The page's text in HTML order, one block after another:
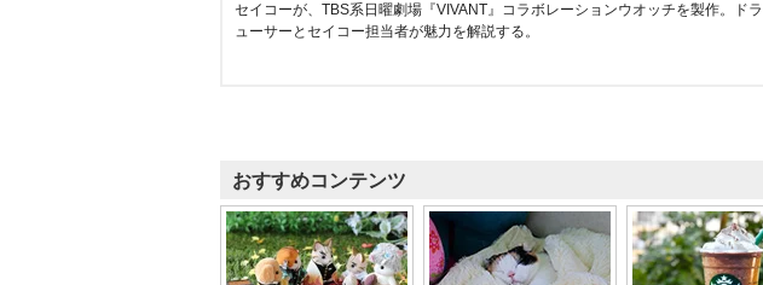
セイコーが、TBS系日曜劇場『VIVANT』コラボレーションウオッチを製作。ド
ューサーとセイコー担当者が魅力を解説する。
おすすめコンテンツ